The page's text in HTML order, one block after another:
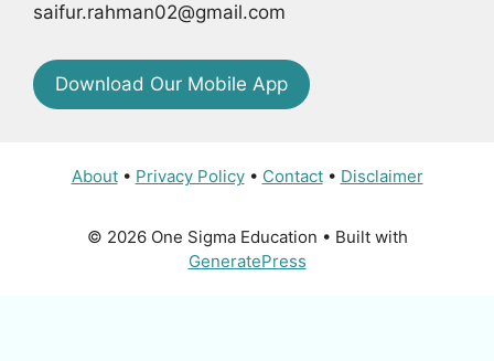
saifur.rahman02@gmail.com
Download Our Mobile App
About• Privacy Policy• Contact• Disclaimer
© 2026 One Sigma Education • Built with
GeneratePress